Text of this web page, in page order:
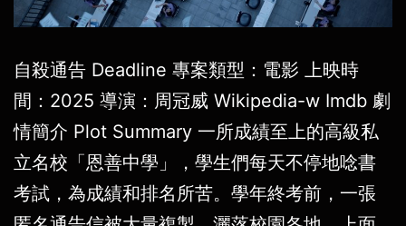
自殺通告 Deadline 專案類型：電影 上映時
間：2025 導演：周冠威 Wikipedia-w Imdb 劇
情簡介 Plot Summary 一所成績至上的高級私
立名校「恩善中學」，學生們每天不停地唸書
考試，為成績和排名所苦。學年終考前，一張